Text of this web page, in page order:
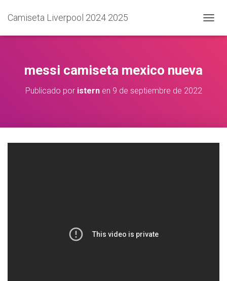
Camiseta Liverpool 2024 2025
A
E
messi camiseta mexico nueva
Publicado por isternen 9 de septiembre de 2022